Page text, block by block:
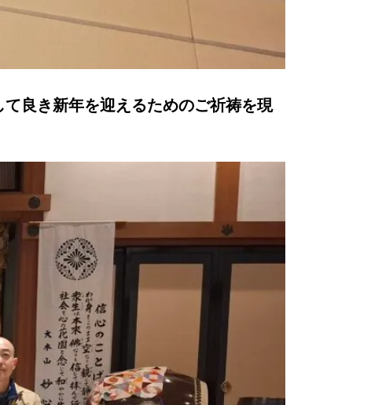
良き新年を迎えるためのご祈祷を現